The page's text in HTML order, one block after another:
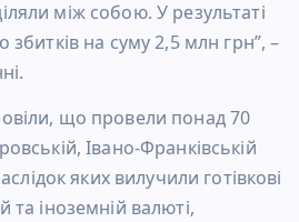
між собою. У результаті
збитків на суму 2,5 млн грн”, –
що провели понад 70
Івано-Франківській
яких вилучили готівкові
та іноземній валюті,